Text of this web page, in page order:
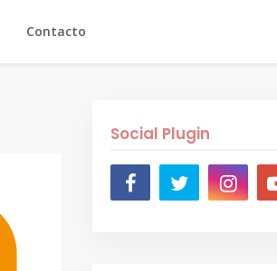
Contacto
Social Plugin